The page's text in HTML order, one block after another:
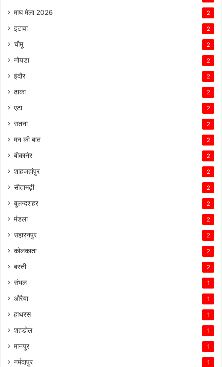
माघ मेला 2026 2
इटावा 2
चौमू 2
नोयडा 2
इंदौर 2
ढाका 2
एटा 2
सतना 2
मन की बात 2
बीकानेर 2
शाहजहांपुर 2
सीतामढ़ी 2
बुलन्दशहर 2
मंडला 2
सहारनपुर 2
कोलकाता 2
बस्ती 2
संभल 1
औरैया 1
हाथरस 1
शहडोल 1
मानपुर 1
नर्मदापुर 1